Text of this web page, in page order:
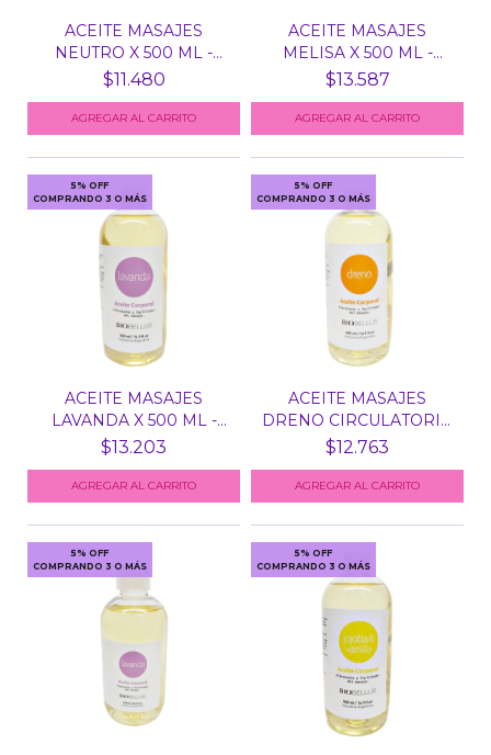
ACEITE MASAJES
NEUTRO X 500 ML -
BIOBELL...
$11.480
ACEITE MASAJES
MELISA X 500 ML -
BIOBELL...
$13.587
5% OFF
COMPRANDO 3 O MÁS
ACEITE MASAJES
LAVANDA X 500 ML -
BIOBEL...
$13.203
5% OFF
COMPRANDO 3 O MÁS
ACEITE MASAJES
DRENO CIRCULATORIO
X 500...
$12.763
5% OFF
COMPRANDO 3 O MÁS
5% OFF
COMPRANDO 3 O MÁS